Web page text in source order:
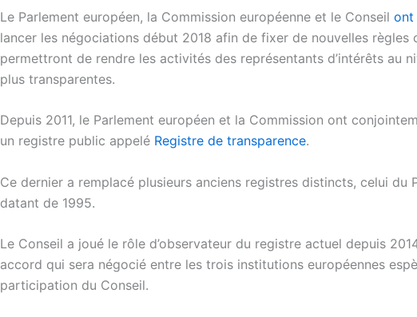
Le Parlement européen, la Commission européenne et le Conseil ont
lancer les négociations début 2018 afin de fixer de nouvelles règles
permettront de rendre les activités des représentants d’intérêts au
plus transparentes.
Depuis 2011, le Parlement européen et la Commission ont
un registre public appelé Registre de transparence.
Ce dernier a remplacé plusieurs anciens registres distincts, celui du
datant de 1995.
Le Conseil a joué le rôle d’observateur du registre actuel depuis
accord qui sera négocié entre les trois institutions européennes
participation du Conseil.